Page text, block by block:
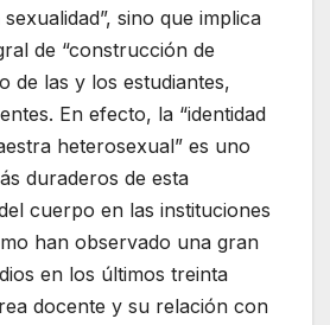
sino que implica
de “construcción de
de las y los estudiantes,
En efecto, la “identidad
heterosexual” es uno
duraderos de esta
cuerpo en las instituciones
han observado una gran
en los últimos treinta
docente y su relación con